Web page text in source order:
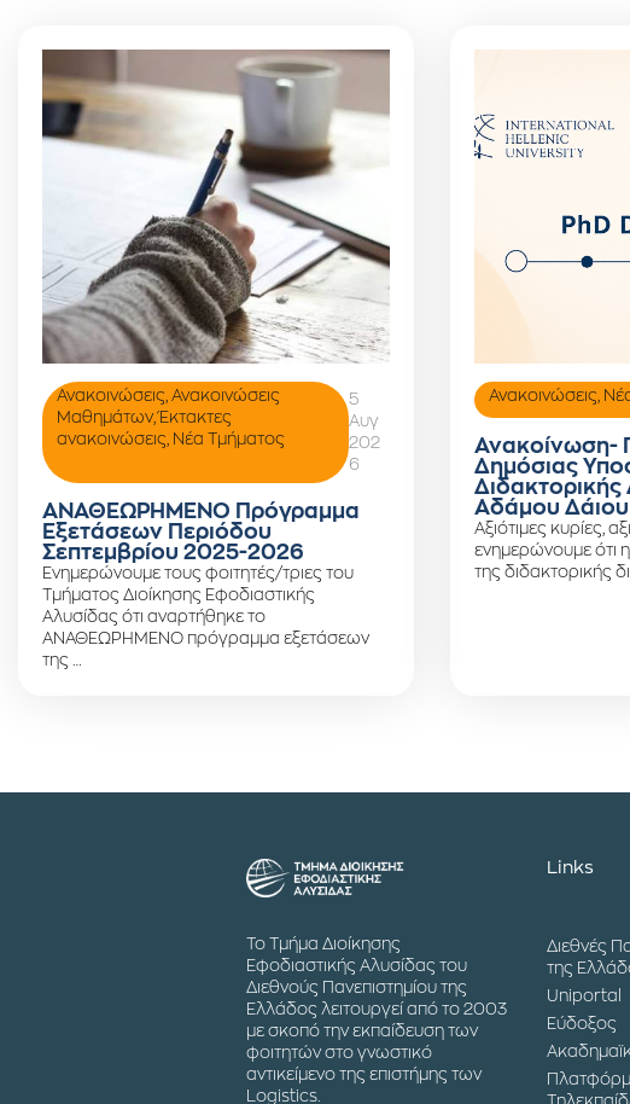
Ανακοινώσεις Ανακοινώσεις
Μαθημάτων,Έκτακτες
ανακοινώσεις
Νέα Τμήματος
5
Αυγ
202
6
ΑΝΑΘΕΩΡΗΜΕΝΟ Πρόγραμμα
Εξετάσεων Περιόδου
Σεπτεμβρίου 2025-2026
Ενημερώνουμε τους φοιτητές/τριες του
Τμήματος Διοίκησης Εφοδιαστικής
Αλυσίδας ότι αναρτήθηκε το
ΑΝΑΘΕΩΡΗΜΕΝΟ πρόγραμμα εξετάσεων
της …
Ανακοινώσεις
Ανακοίνωση-
Δημόσιας
Διδακτορικής
Αδάμου Δάιου
Αξιότιμες κυρίες,
ενημερώνουμε ότι
της διδακτορικής
Το Τμήμα Διοίκησης
Εφοδιαστικής Αλυσίδας του
Διεθνούς Πανεπιστημίου της
Ελλάδος λειτουργεί από το 2003
με σκοπό την εκπαίδευση των
φοιτητών στο γνωστικό
αντικείμενο της επιστήμης των
Logistics.
Links
Διεθνές
της
Uniportal
Εύδοξος